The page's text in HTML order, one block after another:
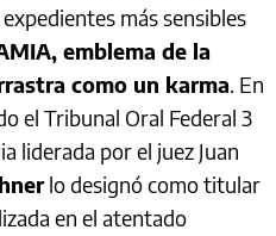
más sensibles
emblema de la
como un karma. En
el Tribunal Oral Federal 3
liderada por el juez Juan
lo designó como titular
en el atentado